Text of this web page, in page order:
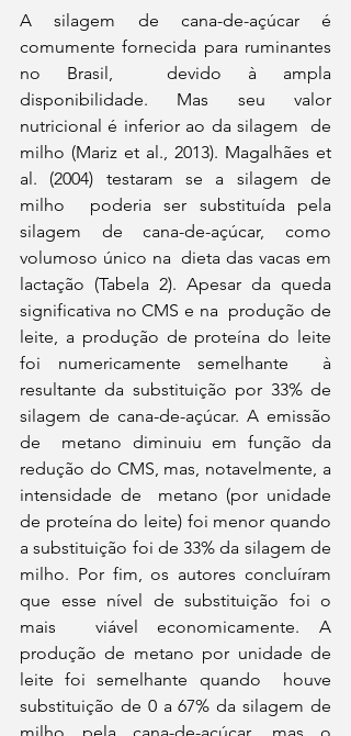
A silagem de cana-de-açúcar é
comumente fornecida para ruminantes
no Brasil,  devido à ampla
disponibilidade. Mas seu valor
nutricional é inferior ao da silagem  de
milho (Mariz et al., 2013). Magalhães et
al. (2004) testaram se a silagem de
milho  poderia ser substituída pela
silagem de cana-de-açúcar, como
volumoso único na  dieta das vacas em
lactação (Tabela 2). Apesar da queda
significativa no CMS e na  produção de
leite, a produção de proteína do leite
foi numericamente semelhante  à
resultante da substituição por 33% de
silagem de cana-de-açúcar. A emissão
de  metano diminuiu em função da
redução do CMS, mas, notavelmente, a
intensidade de  metano (por unidade
de proteína do leite) foi menor quando
a substituição foi de 33% da silagem de
milho. Por fim, os autores concluíram
que esse nível de substituição foi o
mais  viável economicamente. A
produção de metano por unidade de
leite foi semelhante quando  houve
substituição de 0 a 67% da silagem de